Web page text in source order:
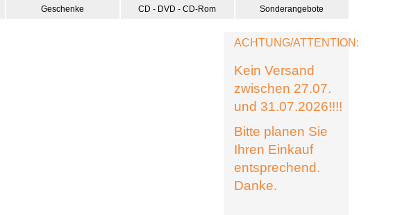
Geschenke CD - DVD - CD-Rom Sonderangebote
ACHTUNG/ATTENTION:
Kein Versand
zwischen 27.07.
und 31.07.2026!!!!
Bitte planen Sie
Ihren Einkauf
entsprechend.
Danke.